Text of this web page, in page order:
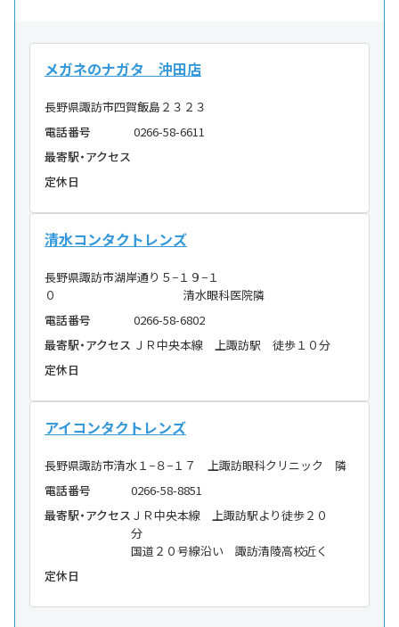
メガネのナガタ 沖田店
長野県諏訪市四賀飯島２３２３
電話番号
0266-58-6611
最寄駅・アクセス
定休日
清水コンタクトレンズ
長野県諏訪市湖岸通り５−１９−１
０ 清水眼科医院隣
電話番号
0266-58-6802
最寄駅・アクセス ＪＲ中央本線 上諏訪駅 徒歩１０分
定休日
アイコンタクトレンズ
長野県諏訪市清水１−８−１７ 上諏訪眼科クリニック 隣
電話番号
0266-58-8851
最寄駅・アクセス ＪＲ中央本線 上諏訪駅より徒歩２０
分
国道２０号線沿い 諏訪清陵高校近く
定休日